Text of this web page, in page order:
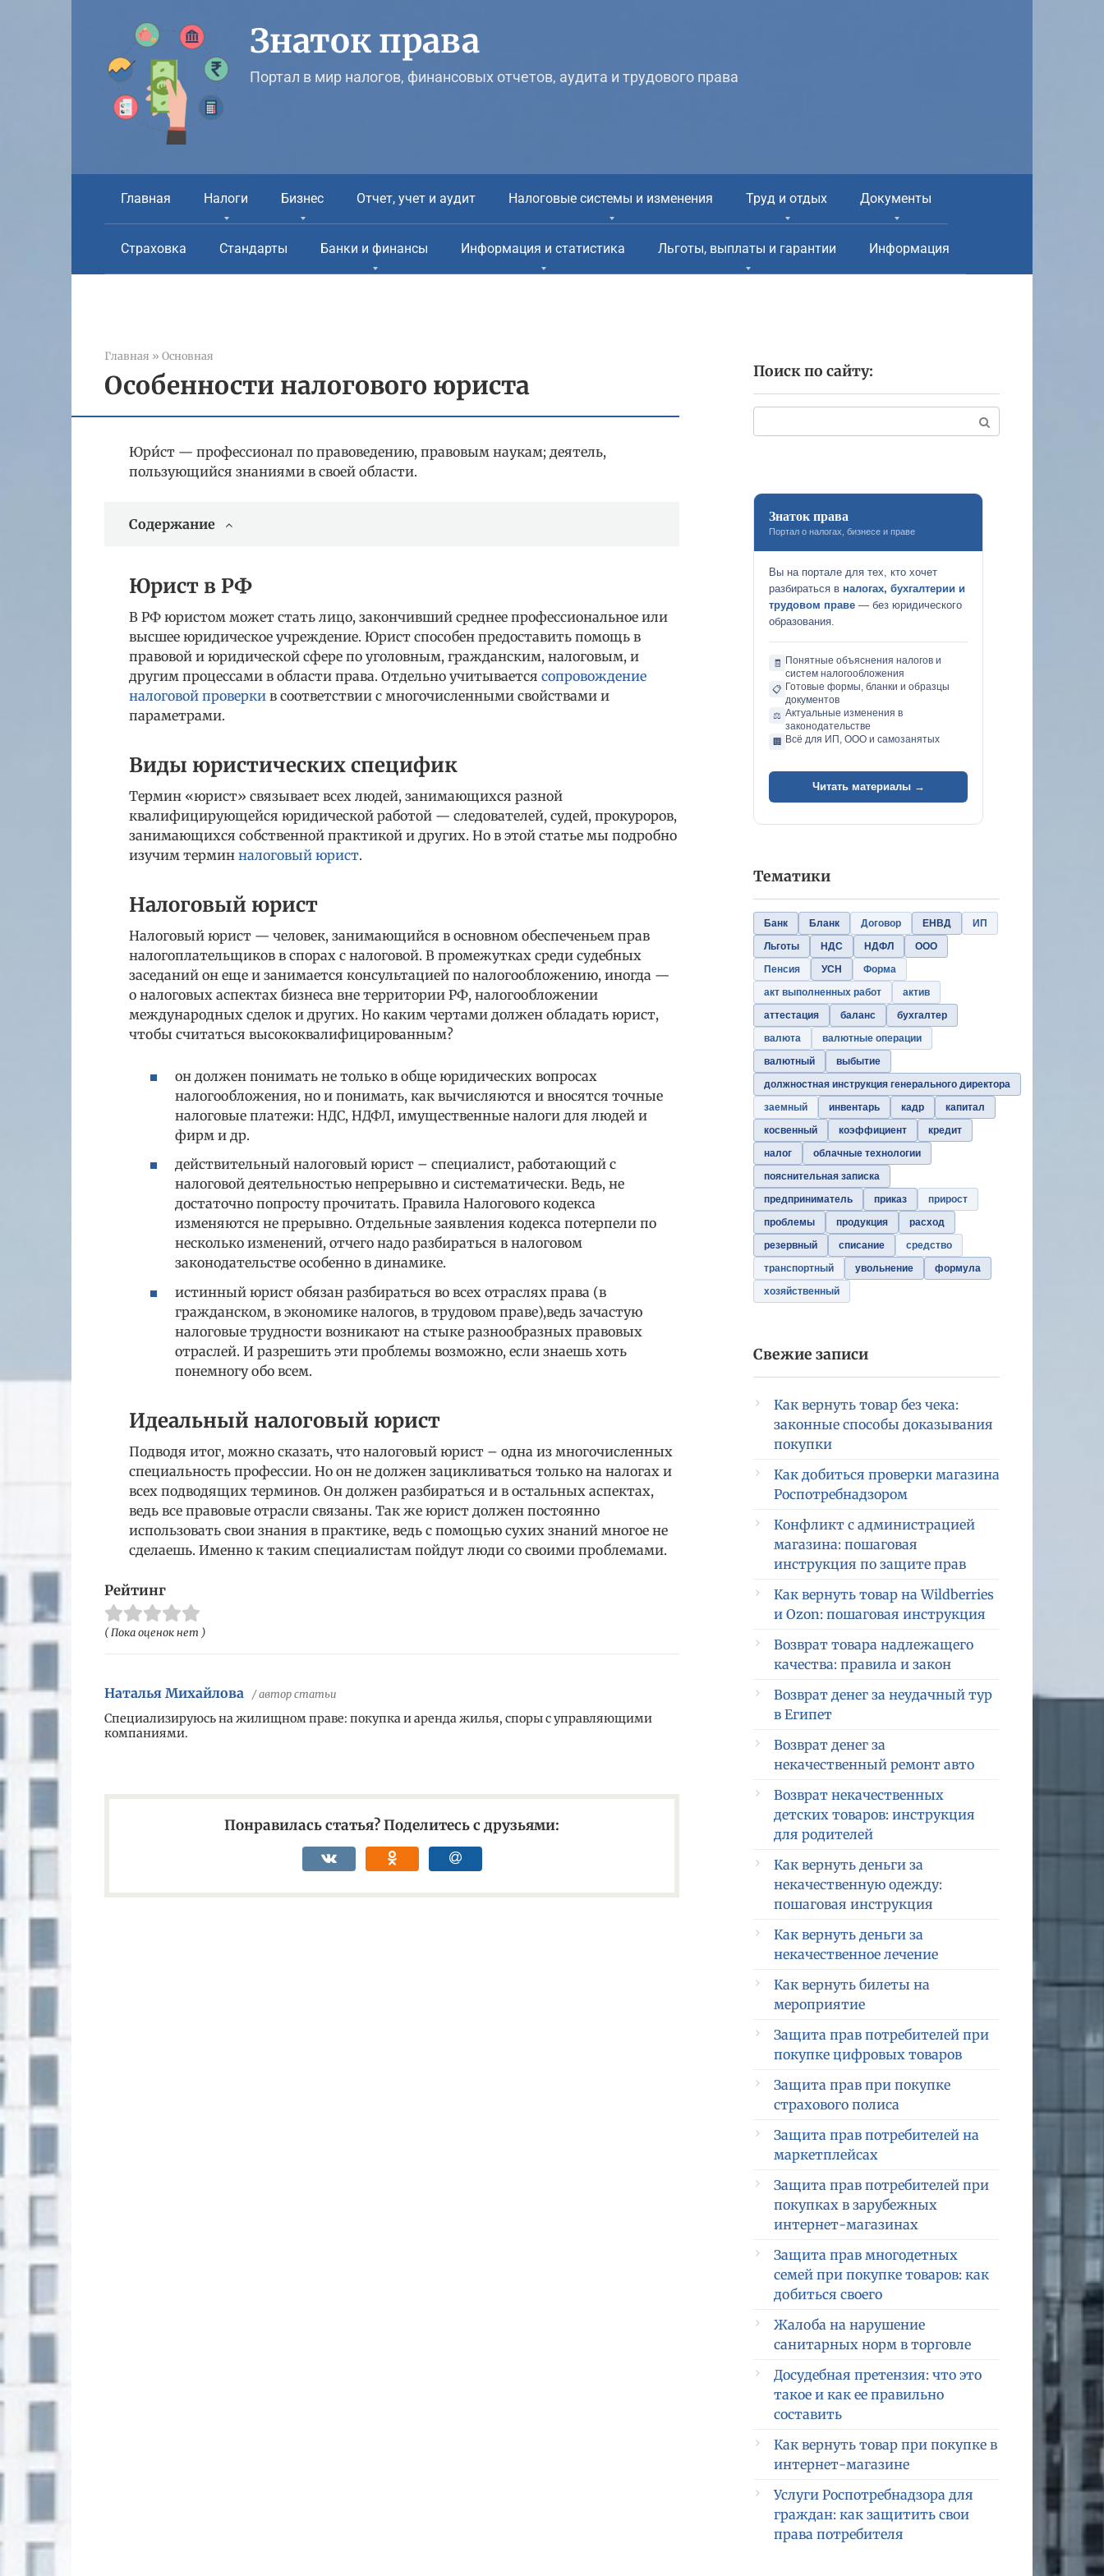
Знаток права
Портал в мир налогов, финансовых отчетов, аудита и трудового права
Главная Налоги Бизнес Отчет, учет и аудит Налоговые системы и изменения Труд и отдых Документы
Страховка Стандарты Банки и финансы Информация и статистика Льготы, выплаты и гарантии Информация
Главная » Основная
Особенности налогового юриста
Юри́ст — профессионал по правоведению, правовым наукам; деятель,
пользующийся знаниями в своей области.
Содержание
Юрист в РФ
В РФ юристом может стать лицо, закончивший среднее профессиональное или
высшее юридическое учреждение. Юрист способен предоставить помощь в
правовой и юридической сфере по уголовным, гражданским, налоговым, и
другим процессами в области права. Отдельно учитывается сопровождение
налоговой проверки в соответствии с многочисленными свойствами и
параметрами.
Виды юристических специфик
Термин «юрист» связывает всех людей, занимающихся разной
квалифицирующейся юридической работой — следователей, судей, прокуроров,
занимающихся собственной практикой и других. Но в этой статье мы подробно
изучим термин налоговый юрист.
Налоговый юрист
Налоговый юрист — человек, занимающийся в основном обеспеченьем прав
налогоплательщиков в спорах с налоговой. В промежутках среди судебных
заседаний он еще и занимается консультацией по налогообложению, иногда —
о налоговых аспектах бизнеса вне территории РФ, налогообложении
международных сделок и других. Но каким чертами должен обладать юрист,
чтобы считаться высококвалифицированным?
он должен понимать не только в обще юридических вопросах
налогообложения, но и понимать, как вычисляются и вносятся точные
налоговые платежи: НДС, НДФЛ, имущественные налоги для людей и
фирм и др.
действительный налоговый юрист – специалист, работающий с
налоговой деятельностью непрерывно и систематически. Ведь, не
достаточно попросту прочитать. Правила Налогового кодекса
изменяются не прерывно. Отдельные заявления кодекса потерпели по
несколько изменений, отчего надо разбираться в налоговом
законодательстве особенно в динамике.
истинный юрист обязан разбираться во всех отраслях права (в
гражданском, в экономике налогов, в трудовом праве),ведь зачастую
налоговые трудности возникают на стыке разнообразных правовых
отраслей. И разрешить эти проблемы возможно, если знаешь хоть
понемногу обо всем.
Идеальный налоговый юрист
Подводя итог, можно сказать, что налоговый юрист – одна из многочисленных
специальность профессии. Но он не должен зацикливаться только на налогах и
всех подводящих терминов. Он должен разбираться и в остальных аспектах,
ведь все правовые отрасли связаны. Так же юрист должен постоянно
использовать свои знания в практике, ведь с помощью сухих знаний многое не
сделаешь. Именно к таким специалистам пойдут люди со своими проблемами.
Рейтинг
( Пока оценок нет )
Наталья Михайлова / автор статьи
Специализируюсь на жилищном праве: покупка и аренда жилья, споры с управляющими
компаниями.
Понравилась статья? Поделитесь с друзьями:
Поиск по сайту:
Знаток права
Портал о налогах, бизнесе и праве
Вы на портале для тех, кто хочет
разбираться в налогах, бухгалтерии и
трудовом праве — без юридического
образования.
🧾
Понятные объяснения налогов и
систем налогообложения
📋 Готовые формы, бланки и образцы
документов
⚖️ Актуальные изменения в
законодательстве
🏢 Всё для ИП, ООО и самозанятых
Читать материалы →
Тематики
Банк Бланк Договор ЕНВД
ИП
Льготы
НДС НДФЛ
ООО
Пенсия
УСН
Форма
акт выполненных работ
актив
аттестация
баланс
бухгалтер
валюта
валютные операции
валютный
выбытие
должностная инструкция генерального директора
заемный
инвентарь кадр
капитал
косвенный
коэффициент
кредит
налог
облачные технологии
пояснительная записка
предприниматель
приказ
прирост
проблемы
продукция
расход
резервный
списание
средство
транспортный
увольнение
формула
хозяйственный
Свежие записи
Как вернуть товар без чека:
законные способы доказывания
покупки
Как добиться проверки магазина
Роспотребнадзором
Конфликт с администрацией
магазина: пошаговая
инструкция по защите прав
Как вернуть товар на Wildberries
и Ozon: пошаговая инструкция
Возврат товара надлежащего
качества: правила и закон
Возврат денег за неудачный тур
в Египет
Возврат денег за
некачественный ремонт авто
Возврат некачественных
детских товаров: инструкция
для родителей
Как вернуть деньги за
некачественную одежду:
пошаговая инструкция
Как вернуть деньги за
некачественное лечение
Как вернуть билеты на
мероприятие
Защита прав потребителей при
покупке цифровых товаров
Защита прав при покупке
страхового полиса
Защита прав потребителей на
маркетплейсах
Защита прав потребителей при
покупках в зарубежных
интернет-магазинах
Защита прав многодетных
семей при покупке товаров: как
добиться своего
Жалоба на нарушение
санитарных норм в торговле
Досудебная претензия: что это
такое и как ее правильно
составить
Как вернуть товар при покупке в
интернет-магазине
Услуги Роспотребнадзора для
граждан: как защитить свои
права потребителя